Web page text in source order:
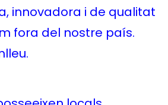
innovadora i de qualitat
fora del nostre país.